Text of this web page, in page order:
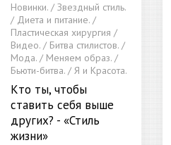
Новинки. / Звездный стиль.
/ Диета и питание. /
Пластическая хирургия /
Видео. / Битва стилистов. /
Мода. / Меняем образ. /
Бьюти-битва. / Я и Красота.
Кто ты, чтобы
ставить себя выше
других? - «Стиль
жизни»